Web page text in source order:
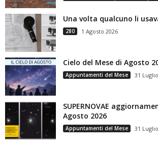
Una volta qualcuno li
280 1 Agosto 2026
Cielo del Mese di Agosto
Appuntamenti del Mese 31
SUPERNOVAE
Agosto 2026
Appuntamenti del Mese 31